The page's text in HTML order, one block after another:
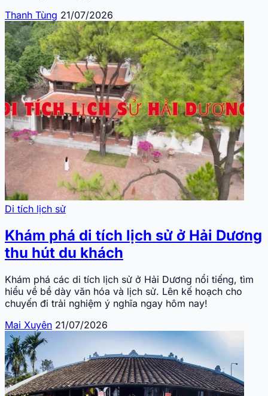
Thanh Tùng 21/07/2026
Di tích lịch sử
Khám phá di tích lịch sử ở Hải Dương
thu hút du khách
Khám phá các di tích lịch sử ở Hải Dương nổi tiếng, tìm
hiểu về bề dày văn hóa và lịch sử. Lên kế hoạch cho
chuyến đi trải nghiệm ý nghĩa ngay hôm nay!
Mai Xuyên 21/07/2026